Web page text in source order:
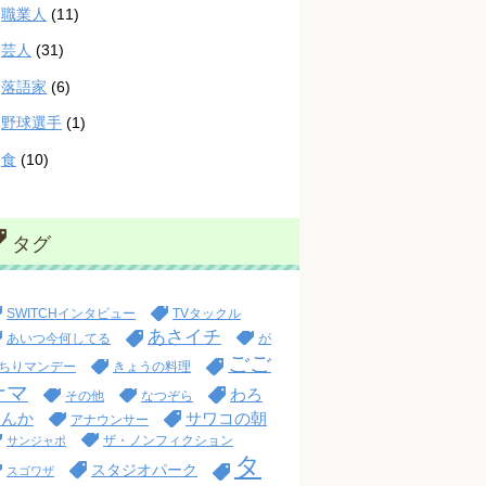
職業人 (11)
芸人 (31)
落語家 (6)
野球選手 (1)
食 (10)
タグ
SWITCHインタビュー
TVタックル
あいつ今何してる
あさイチ
が
りマンデー
きょうの料理
ごご
マ
その他 なつぞら
わろ
か
アナウンサー サワコの朝
サンジャポ ザ・ノンフィクション
スゴワザ スタジオパーク タ